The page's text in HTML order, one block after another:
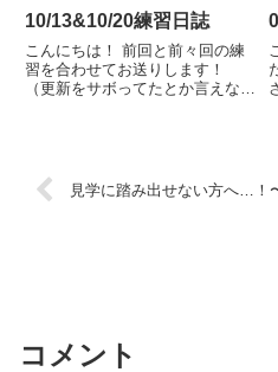
ースが後を絶ちません…。一体い
つになったら落ち着くのでしょう
ね…？さて、先日の本番を終えて
からの初練習となった今回。演
奏...
10/13&10/20練習日誌
こんにちは！ 前回と前々回の練
習を合わせてお送りします！
（更新をサボってたとか言えな
物悲しい。。そして10/20は...
見学に踏み出せない方へ…！
コメント